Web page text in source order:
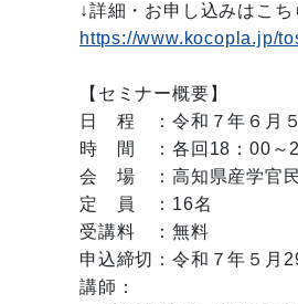
↓詳細・お申し込みはこち
https://www.kocopla.jp/
【セミナー概要】
日 程 ：令和７年６月５
時 間 ：各回18：00～
会 場 ：高知県産学官民
定 員 ：16名
受講料 ：無料
申込締切：令和７年５月
講師：